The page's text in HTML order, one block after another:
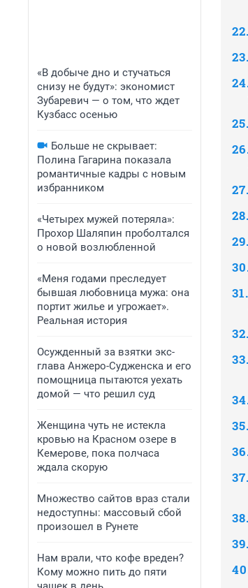
«В добыче дно и стучаться
снизу не будут»: экономист
Зубаревич — о том, что ждет
Кузбасс осенью
Больше не скрывает:
Полина Гагарина показала
романтичные кадры с новым
избранником
«Четырех мужей потеряла»:
Прохор Шаляпин проболтался
о новой возлюбленной
«Меня годами преследует
бывшая любовница мужа: она
портит жилье и угрожает».
Реальная история
Осужденный за взятки экс-
глава Анжеро-Судженска и его
помощница пытаются уехать
домой — что решил суд
Женщина чуть не истекла
кровью на Красном озере в
Кемерове, пока полчаса
ждала скорую
Множество сайтов враз стали
недоступны: массовый сбой
произошел в Рунете
Нам врали, что кофе вреден?
Кому можно пить до пяти